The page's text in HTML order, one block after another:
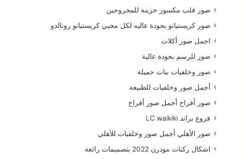
صور قلب مكسور حزينة للمجروحين
صور كريستيانو بجودة عاليه لكل محبي كريستيانو رونالدو
اجمل صور أكلات
صور للرسم بجودة عالية
صور وخلفيات بنات جميلة
أجمل صور وخلفيات للطبيعة
صور أفراح أجمل صور أفراح
فروع براند LC waikiki
صور الأهلي أجمل صور وخلفيات للأهلي
اشكال ركنات مودرن 2022 بتصميمات رائعة